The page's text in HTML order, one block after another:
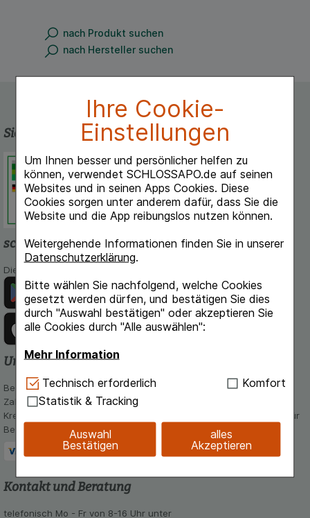
Ihre Cookie-
Einstellungen
Um Ihnen besser und persönlicher helfen zu
können, verwendet SCHLOSSAPO.de auf seinen
Websites und in seinen Apps Cookies. Diese
Cookies sorgen unter anderem dafür, dass Sie die
Website und die App reibungslos nutzen können.
Weitergehende Informationen finden Sie in unserer
Datenschutzerklärung.
Bitte wählen Sie nachfolgend, welche Cookies
gesetzt werden dürfen, und bestätigen Sie dies
durch "Auswahl bestätigen" oder akzeptieren Sie
alle Cookies durch "Alle auswählen":
Mehr Information
Technisch Notwendig:Hierbei handelt es sich um
Cookies, die für die Grundfunktionen unserer
Website notwendig sind (z.B. Navigation,
Warenkorb, Kundenkonto), weshalb auf diese nicht
verzichtet werden kann.
Einkaufserlebnis noch ansprechender zu gestalten,
beispielsweise für die Wiedererkennung des
Besuchers oder unsere Seite an bevorzugte
Technisch erforderlich
Komfort
Statistik & Tracking
Auswahl
Bestätigen
alles
Akzeptieren
nach Produkt suchen
nach Hersteller suchen
Sicherheit und Qualität
Schlossapo.de ist registriert beim
Deutschen Institut für Medizinische
Dokumentation und Information.
schlossapo.de-App
Die App von schlossapo.de jetzt mit E-Rezept-Scanner
Unsere Zahlungsarten
Bequem und sicher - Wählen Sie aus unseren verschiedenen
Zahlungsmöglichkeiten:
Kreditkarte, PayPal,Vorkasse, iDeal, Bancontact und Rechnung (für
Bestandskunden)
Kontakt und Beratung
telefonisch Mo - Fr von 8-16 Uhr unter